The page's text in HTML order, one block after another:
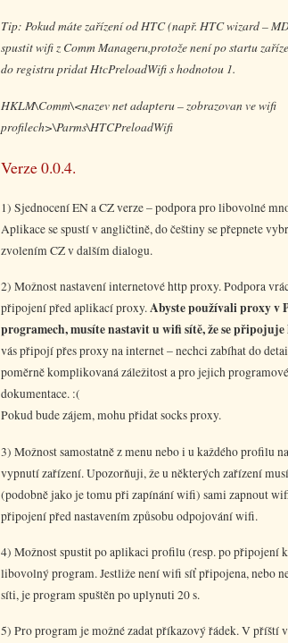
Tip: Pokud máte zařízení od HTC (např. HTC wizard –
spustit wifi z Comm Manageru,protože není po startu
do registru pridat HtcPreloadWifi s hodnotou 1.
HKLM\Comm\<nazev net adapteru – zobrazovan ve wifi
profilech>\Parms\HTCPreloadWifi
Verze 0.0.4.
1) Sjednocení EN a CZ verze – podpora pro libovolné
Aplikace se spustí v angličtině, do češtiny se přepnete
zvolením CZ v dalším dialogu.
2) Možnost nastavení internetové http proxy. Podpora
připojení před aplikací proxy.Abyste používali proxy v
programech, musíte nastavit u wifi sítě, že se
vás připojí přes proxy na internet – nechci zabíhat do
poměrně komplikovaná záležitost a pro jejich
dokumentace. :(
Pokud bude zájem, mohu přidat socks proxy.
3) Možnost samostatně z menu nebo i u každého profilu
vypnutí zařízení. Upozorňuji, že u některých zařízení
(podobně jako je tomu při zapínání wifi) sami zapnout
připojení před nastavením způsobu odpojování wifi.
4) Možnost spustit po aplikaci profilu (resp. po připojení
libovolný program. Jestliže není wifi síť připojena, nebo
síti, je program spuštěn po uplynuti 20 s.
5) Pro program je možné zadat příkazový řádek. V příští